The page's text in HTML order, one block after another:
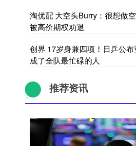
淘优配 大空头Burry：很想做
被高价期权劝退
创界 17岁身兼四项！日乒公
成了全队最忙碌的人
推荐资讯